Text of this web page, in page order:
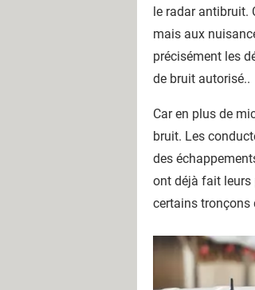
le radar antibruit.
mais aux
précisément les
de bruit autorisé..
Car en plus de
bruit. Les
des
ont déjà fait leurs
certains tronçons